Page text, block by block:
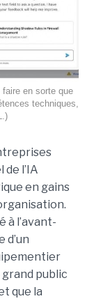
en sorte que
techniques,
l’IA
en gains
à l’avant-
d’un
grand public
que la